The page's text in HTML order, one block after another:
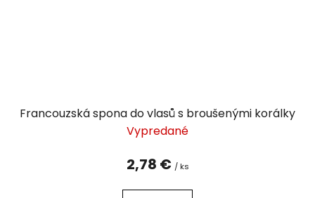
Francouzská spona do vlasů s broušenými korálky
Vypredané
2,78 € / ks